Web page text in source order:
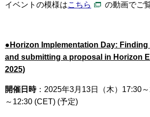
イベントの模様はこちら の動画でご
●Horizon Implementation Day:
and submitting a proposal in Horizon
2025)
開催日時：2025年3月13日（木）17:30
～12:30 (CET) (予定)